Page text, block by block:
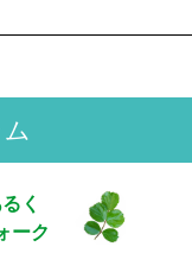
く
ーク